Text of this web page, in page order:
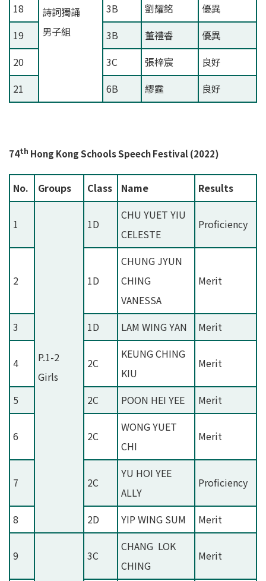
詩詞獨誦
男子組
18
3B 劉耀銘
優異
19
3B 董禮睿
優異
20
3C 張梓宸
良好
21
6B 繆霆 良好
74th Hong Kong Schools Speech Festival (2022)
No. Groups Class Name Results
1
P.1-2
Girls
1D
CHU YUET YIU
CELESTE
Proficiency
2 1D
CHUNG JYUN
CHING
VANESSA
Merit
3 1D LAM WING YAN Merit
4 2C
KEUNG CHING
KIU
Merit
5 2C POON HEI YEE Merit
6 2C
WONG YUET
CHI
Merit
7 2C
YU HOI YEE
ALLY
Proficiency
8 2D YIP WING SUM Merit
9 3C
CHANG LOK
CHING
Merit